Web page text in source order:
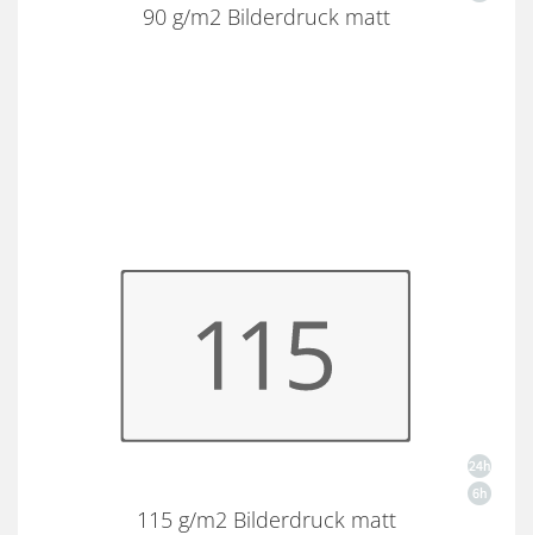
90 g/m2 Bilderdruck matt
115 g/m2 Bilderdruck matt